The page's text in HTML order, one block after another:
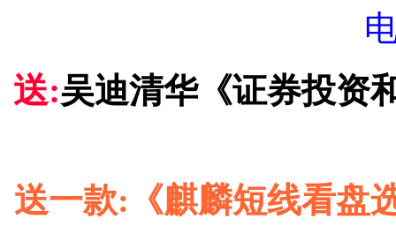
送:吴迪清华《证券投资
送一款:《麒麟短线看盘